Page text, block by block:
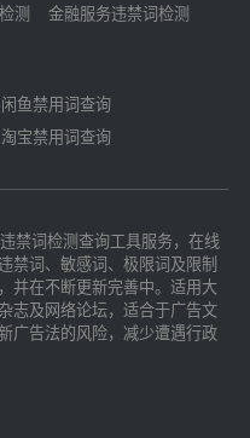
测 金融服务违禁词检测
闲鱼禁用词查询
淘宝禁用词查询
禁词检测查询工具服务，在线
禁词、敏感词、极限词及限制
并在不断更新完善中。适用大
志及网络论坛，适合于广告文
广告法的风险，减少遭遇行政